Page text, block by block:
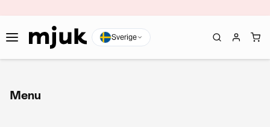
Sverige
Menu